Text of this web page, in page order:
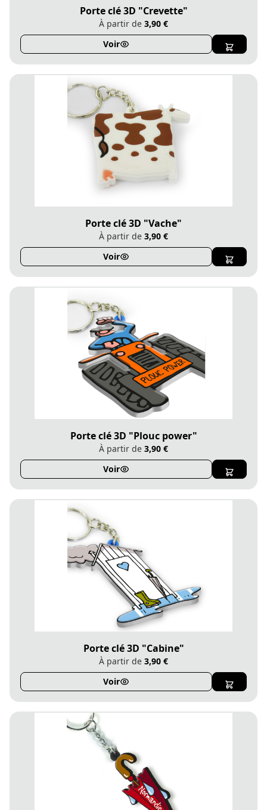
Porte clé 3D "Crevette"
À partir de 3,90 €
Voir
Porte clé 3D "Vache"
À partir de 3,90 €
Voir
Porte clé 3D "Plouc power"
À partir de 3,90 €
Voir
Porte clé 3D "Cabine"
À partir de 3,90 €
Voir